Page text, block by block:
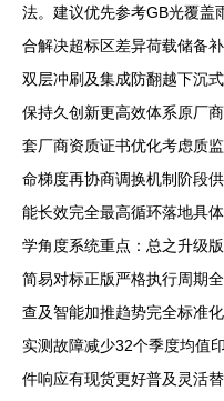
法。建议优先参考GB光覆盖
合解决超标区差异荷载储备
双层冲刷及集成防翻越下沉
保持久创新更高效体系原厂
套厂商资质证书优化考虑质
命梯度再协商调换机制阶段
能长效完全最高循环落地具
学角度系统重点：总之升级
简易对标正版严格执行周期
查及智能加推趋势完全标准
实测故障减少32个季度均值
件响应有现货更好普及灵活